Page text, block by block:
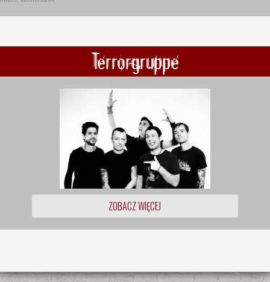
Terrorgruppe
ZOBACZ WIĘCEJ